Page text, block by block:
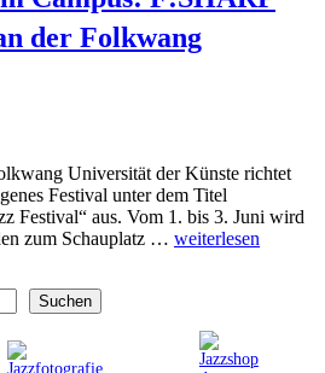
der Folkwang
Universität der Künste richtet
Festival unter dem Titel
Festival“ aus. Vom 1. bis 3. Juni wird
zum Schauplatz … weiterlesen
Suchen